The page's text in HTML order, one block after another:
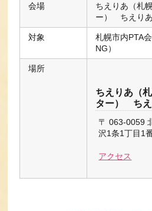
会場
ちえりあ（札
ー） ちえり
対象
札幌市内PTA
NG）
場所
ちえりあ（
ター） ちえ
〒 063-0059
沢1条1丁目1
アクセス